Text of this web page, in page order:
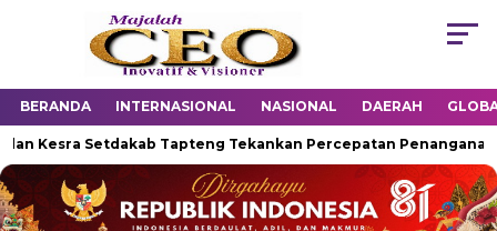
BERANDA INTERNASIONAL NASIONAL DAERAH
Setdakab Tapteng Tekankan Percepatan Penanganan